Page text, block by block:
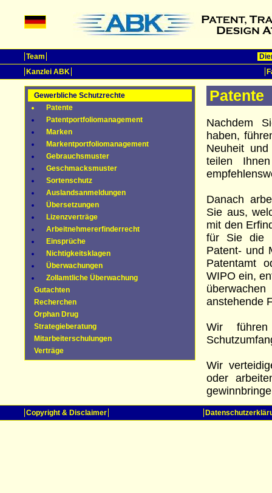
Team
Kanzlei ABK
Gewerbliche Schutzrechte
Patente
Patentportfoliomanagement
Marken
Markentportfoliomanagement
Gebrauchsmuster
Geschmacksmuster
Sortenschutz
Auslandsanmeldungen
Übersetzungen
Lizenzverträge
Arbeitnehmererfinderrecht
Einsprüche
Nichtigkeitsklagen
Überwachungen
Zollamtliche Überwachung
Gutachten
Recherchen
Orphan Drug
Strategieberatung
Mitarbeiterschulungen
Verträge
Patente
Nachdem
haben,
Neuheit
teilen
Danach
Sie aus,
mit den
für Sie die
Patent- und
Patentamt
WIPO ein,
anstehende
Wir führen
Wir
oder
Copyright & Disclaimer